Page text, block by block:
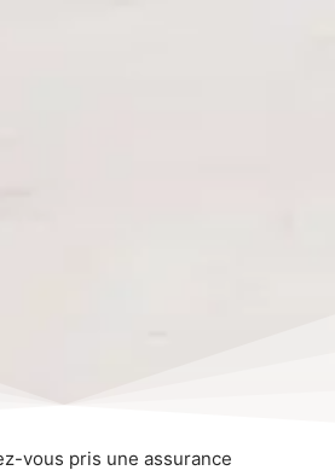
vous pris une assurance